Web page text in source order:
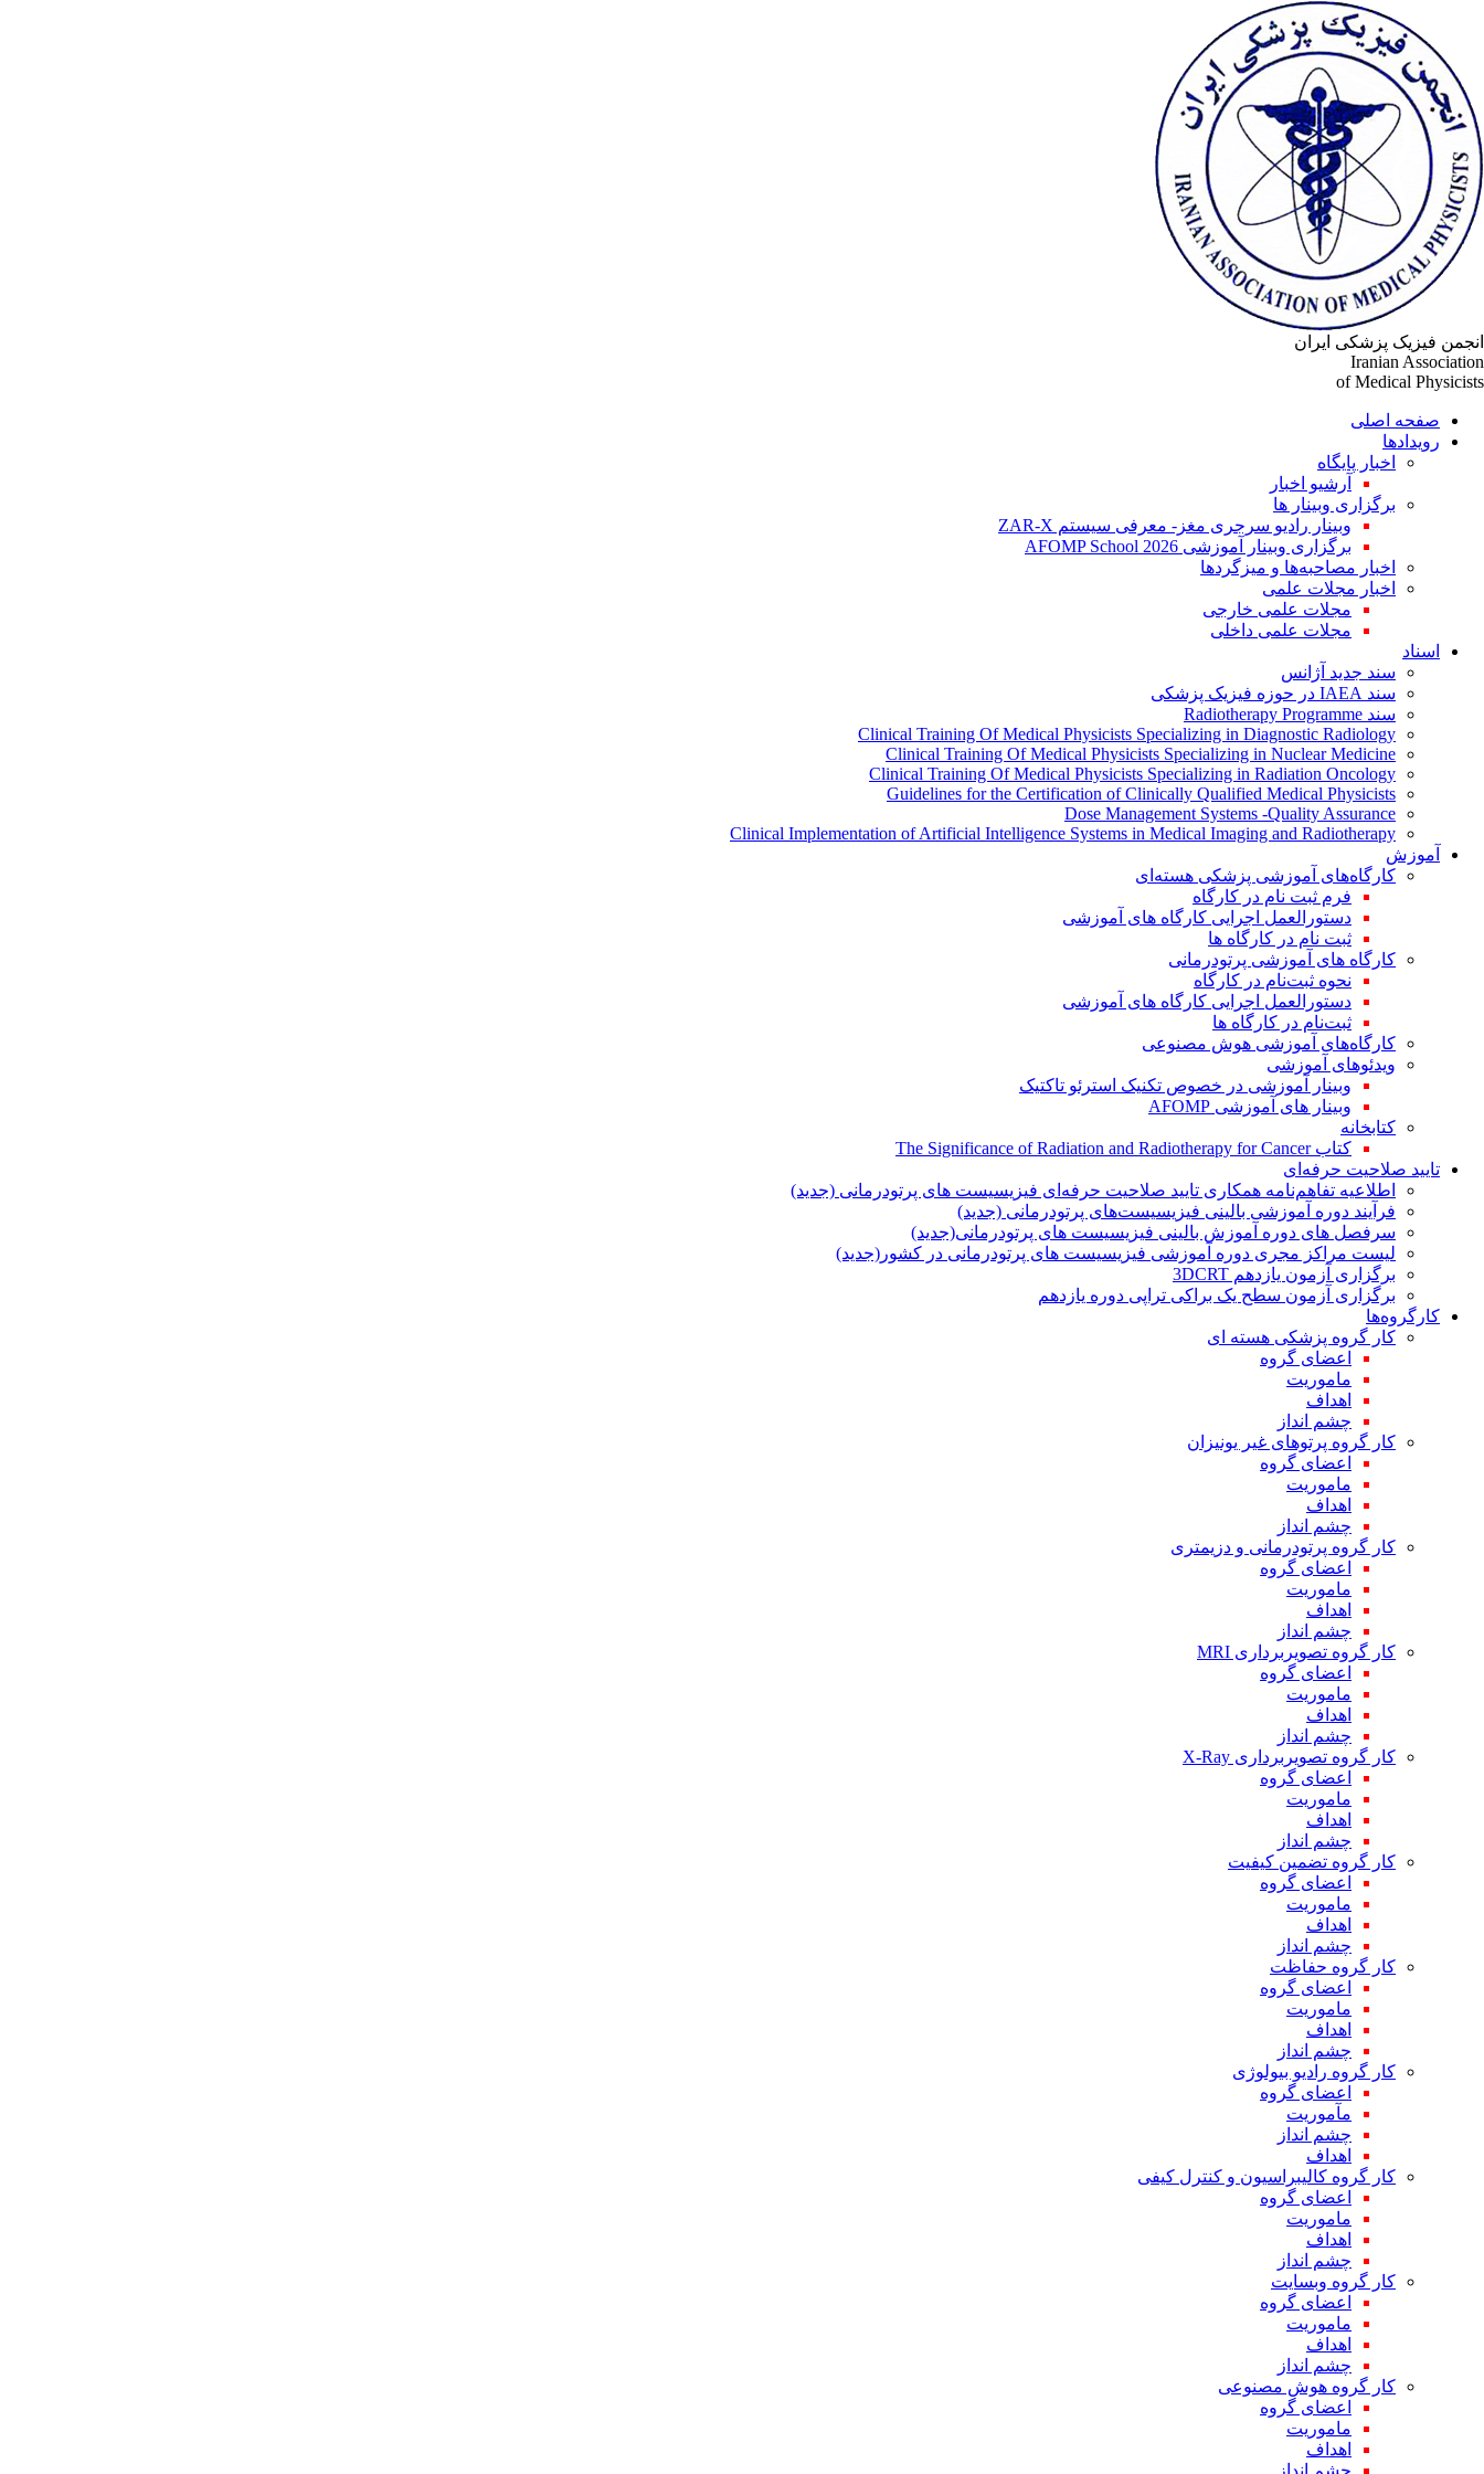
انجمن فیزیک پزشکی ایران
Iranian Association
of Medical Physicists
صفحه اصلی
رویدادها
اخبار پایگاه
آرشیو اخبار
برگزاری وبینار ها
وبینار رادیو سرجری مغز- معرفی سیستم ZAR-X
برگزاری وبینار آموزشی AFOMP School 2026
اخبار مصاحبه‌ها و میزگردها
اخبار مجلات علمی
مجلات علمی خارجی
مجلات علمی داخلی
اسناد
سند جدید آژانس
سند IAEA در حوزه فیزیک پزشکی
سند Radiotherapy Programme
Clinical Training Of Medical Physicists Specializing in Diagnostic Radiology
Clinical Training Of Medical Physicists Specializing in Nuclear Medicine
Clinical Training Of Medical Physicists Specializing in Radiation Oncology
Guidelines for the Certification of Clinically Qualified Medical Physicists
Dose Management Systems -Quality Assurance
Clinical Implementation of Artificial Intelligence Systems in Medical Imaging and Radiotherapy
آموزش
کارگاه‌های آموزشی پزشکی هسته‌ای
فرم ثبت نام در کارگاه
دستورالعمل اجرایی کارگاه های آموزشی
ثبت نام در کارگاه ها
کارگاه های آموزشی پرتودرمانی
نحوه ثبت‌نام در کارگاه
دستورالعمل اجرایی کارگاه های آموزشی
ثبت‌نام در کارگاه ها
کارگاه‌های آموزشی هوش مصنوعی
ویدئوهای آموزشی
وبینار آموزشی در خصوص تکنیک استرئو تاکتیک
وبینار های آموزشی AFOMP
کتابخانه
کتاب The Significance of Radiation and Radiotherapy for Cancer
تایید صلاحیت حرفه‌ای
اطلاعیه تفاهم‌نامه همکاری تایید صلاحیت حرفه‌ای فیزیسیست های پرتودرمانی (جدید)
فرآیند دوره آموزشی بالینی فیزیسیست‌های پرتودرمانی (جدید)
سرفصل های دوره آموزش بالینی فیزیسیست های پرتودرمانی(جدید)
لیست مراکز مجری دوره آموزشی فیزیسیست های پرتودرمانی در کشور(جدید)
برگزاری آزمون یازدهم 3DCRT
برگزاری آزمون سطح یک براکی تراپی دوره یازدهم
کارگروه‌ها
کار گروه پزشکی هسته ای
اعضای گروه
ماموریت
اهداف
چشم انداز
کار گروه پرتوهای غیر یونیزان
اعضای گروه
ماموریت
اهداف
چشم انداز
کار گروه پرتودرمانی و دزیمتری
اعضای گروه
ماموریت
اهداف
چشم انداز
کار گروه تصویربرداری MRI
اعضای گروه
ماموریت
اهداف
چشم انداز
کار گروه تصویربرداری X-Ray
اعضای گروه
ماموریت
اهداف
چشم انداز
کار گروه تضمین کیفیت
اعضای گروه
ماموریت
اهداف
چشم انداز
کار گروه حفاظت
اعضای گروه
ماموریت
اهداف
چشم انداز
کار گروه رادیو بیولوژی
اعضای گروه
مآموریت
چشم انداز
اهداف
کار گروه کالیبراسیون و کنترل کیفی
اعضای گروه
ماموریت
اهداف
چشم انداز
کار گروه وبسایت
اعضای گروه
ماموریت
اهداف
چشم انداز
کار گروه هوش مصنوعی
اعضای گروه
ماموریت
اهداف
چشم انداز